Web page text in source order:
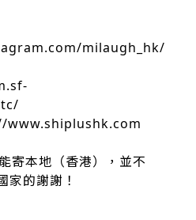
milaugh_hk/
寄本地（香港），並不
家的謝謝！